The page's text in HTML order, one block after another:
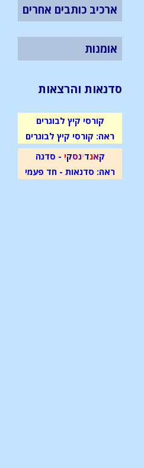
ארכיב כותבים אחרים
אומנות
סדנאות והרצאות
קורסי קיץ לבוגרים
ראה: קורסי קיץ לבוגרים
קאנדינסקי - סדנה
ראה: סדנאות - חד פעמי